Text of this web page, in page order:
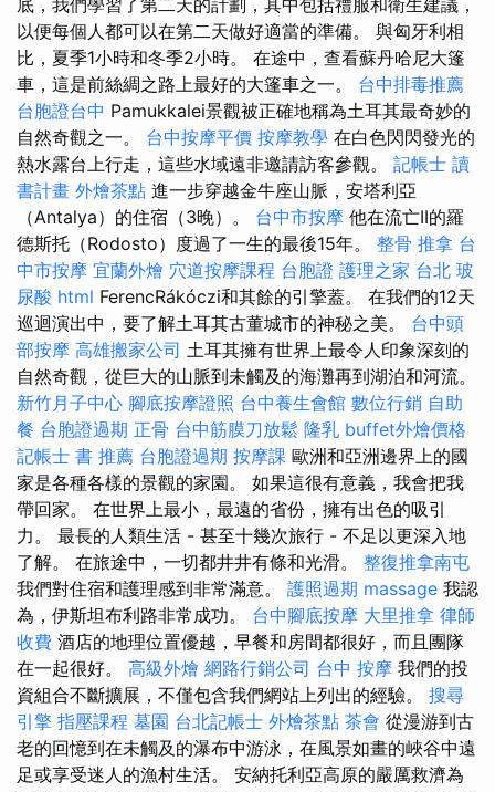
底，我們學習了第二天的計劃，其中包括禮服和衛生建議，
以便每個人都可以在第二天做好適當的準備。 與匈牙利相
比，夏季1小時和冬季2小時。 在途中，查看蘇丹哈尼大篷
車，這是前絲綢之路上最好的大篷車之一。 台中排毒推薦
台胞證台中 Pamukkalei景觀被正確地稱為土耳其最奇妙的
自然奇觀之一。 台中按摩平價 按摩教學 在白色閃閃發光的
熱水露台上行走，這些水域遠非邀請訪客參觀。 記帳士 讀
書計畫 外燴茶點 進一步穿越金牛座山脈，安塔利亞
（Antalya）的住宿（3晚）。 台中市按摩 他在流亡II的羅
德斯托（Rodosto）度過了一生的最後15年。 整骨 推拿 台
中市按摩 宜蘭外燴 穴道按摩課程 台胞證 護理之家 台北 玻
尿酸 html FerencRákóczi和其餘的引擎蓋。 在我們的12天
巡迴演出中，要了解土耳其古董城市的神秘之美。 台中頭
部按摩 高雄搬家公司 土耳其擁有世界上最令人印象深刻的
自然奇觀，從巨大的山脈到未觸及的海灘再到湖泊和河流。
新竹月子中心 腳底按摩證照 台中養生會館 數位行銷 自助
餐 台胞證過期 正骨 台中筋膜刀放鬆 隆乳 buffet外燴價格
記帳士 書 推薦 台胞證過期 按摩課 歐洲和亞洲邊界上的國
家是各種各樣的景觀的家園。 如果這很有意義，我會把我
帶回家。 在世界上最小，最遠的省份，擁有出色的吸引
力。 最長的人類生活 - 甚至十幾次旅行 - 不足以更深入地
了解。 在旅途中，一切都井井有條和光滑。 整復推拿南屯
我們對住宿和護理感到非常滿意。 護照過期 massage 我認
為，伊斯坦布利路非常成功。 台中腳底按摩 大里推拿 律師
收費 酒店的地理位置優越，早餐和房間都很好，而且團隊
在一起很好。 高級外燴 網路行銷公司 台中 按摩 我們的投
資組合不斷擴展，不僅包含我們網站上列出的經驗。 搜尋
引擎 指壓課程 墓園 台北記帳士 外燴茶點 茶會 從漫游到古
老的回憶到在未觸及的瀑布中游泳，在風景如畫的峽谷中遠
足或享受迷人的漁村生活。 安納托利亞高原的嚴厲救濟為